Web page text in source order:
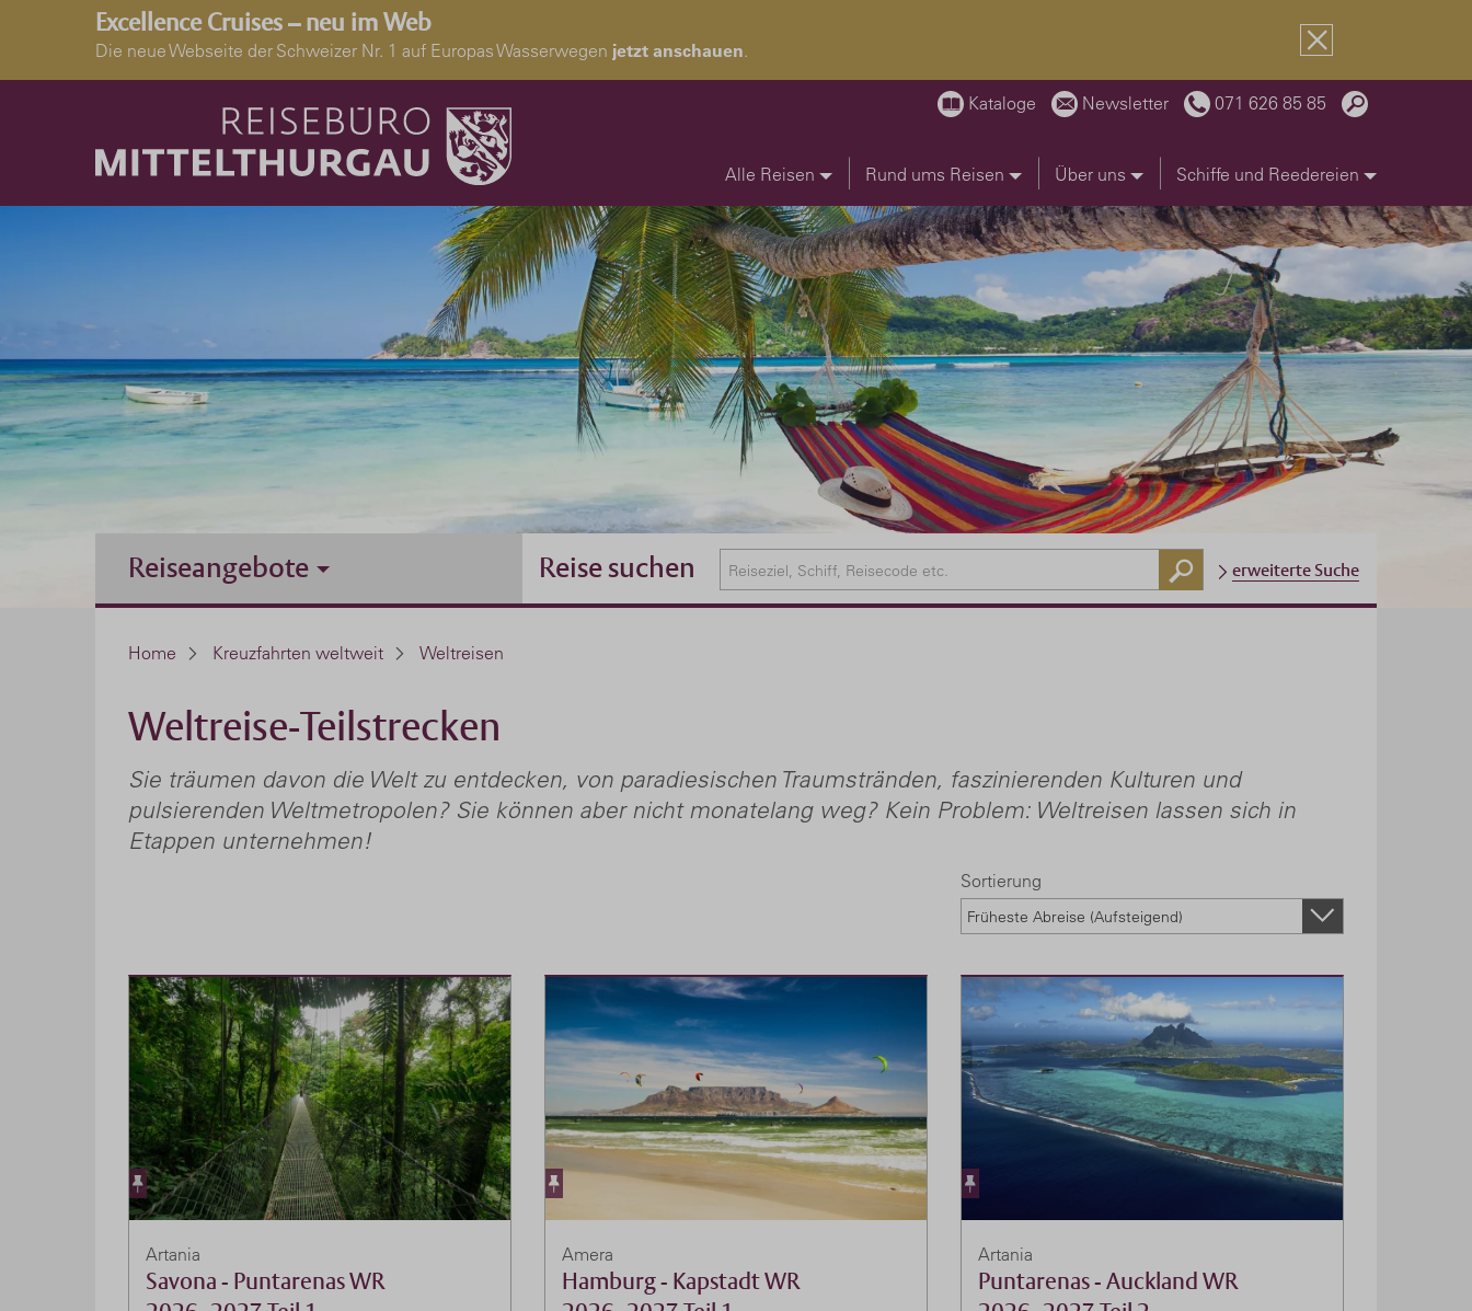
Excellence Cruises – neu im Web
Die neue Webseite der Schweizer Nr. 1 auf Europas Wasserwegen jetzt anschauen.
Kataloge Newsletter 071 626 85 85
Alle Reisen Rund ums Reisen Über uns Schiffe und Reedereien
Reiseangebote Reise suchen erweiterte Suche
Home Kreuzfahrten weltweit Weltreisen
Weltreise-Teilstrecken
Sie träumen davon die Welt zu entdecken, von paradiesischen Traumstränden, faszinierenden Kulturen und
pulsierenden Weltmetropolen? Sie können aber nicht monatelang weg? Kein Problem: Weltreisen lassen sich in
Etappen unternehmen!
Sortierung
Früheste Abreise (Aufsteigend)
Artania
Savona - Puntarenas WR
Amera
Hamburg - Kapstadt WR
Artania
Puntarenas - Auckland WR